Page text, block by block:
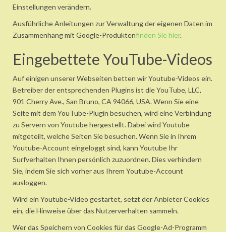
Einstellungen verändern.
Ausführliche Anleitungen zur Verwaltung der eigenen Daten im
Zusammenhang mit Google-Produktenfinden Sie hier.
Eingebettete YouTube-Videos
Auf einigen unserer Webseiten betten wir Youtube-Videos ein.
Betreiber der entsprechenden Plugins ist die YouTube, LLC,
901 Cherry Ave., San Bruno, CA 94066, USA. Wenn Sie eine
Seite mit dem YouTube-Plugin besuchen, wird eine Verbindung
zu Servern von Youtube hergestellt. Dabei wird Youtube
mitgeteilt, welche Seiten Sie besuchen. Wenn Sie in Ihrem
Youtube-Account eingeloggt sind, kann Youtube Ihr
Surfverhalten Ihnen persönlich zuzuordnen. Dies verhindern
Sie, indem Sie sich vorher aus Ihrem Youtube-Account
ausloggen.
Wird ein Youtube-Video gestartet, setzt der Anbieter Cookies
ein, die Hinweise über das Nutzerverhalten sammeln.
Wer das Speichern von Cookies für das Google-Ad-Programm